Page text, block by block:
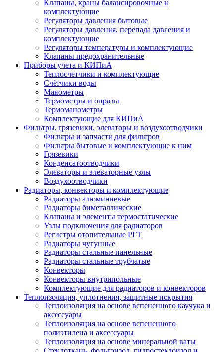
Клапаны, краны балансировочные и
комплектующие
Регуляторы давления бытовые
Регуляторы давления, перепада давления и
комплектующие
Регуляторы температуры и комплектующие
Клапаны предохранительные
Приборы учета и КИПиА
Теплосчетчики и комплектующие
Счётчики воды
Манометры
Термометры и оправы
Термоманометры
Комплектующие для КИПиА
Фильтры, грязевики, элеваторы и воздухоотводчики
Фильтры и запчасти для фильтров
Фильтры бытовые и комплектующие к ним
Грязевики
Конденсатоотводчики
Элеваторы и элеваторные узлы
Воздухоотводчики
Радиаторы, конвекторы и комплектующие
Радиаторы алюминиевые
Радиаторы биметаллические
Клапаны и элементы термостатические
Узлы подключения для радиаторов
Регистры отопительные РГТ
Радиаторы чугунные
Радиаторы стальные панельные
Радиаторы стальные трубчатые
Конвекторы
Конвекторы внутрипольные
Комплектующие для радиаторов и конвекторов
Теплоизоляция, уплотнения, защитные покрытия
Теплоизоляция на основе вспененного каучука и
аксессуары
Теплоизоляция на основе вспененного
полиэтилена и аксессуары
Теплоизоляция на основе минеральной ваты
Стеклоткань, фольгоизол, гидростеклоизол и